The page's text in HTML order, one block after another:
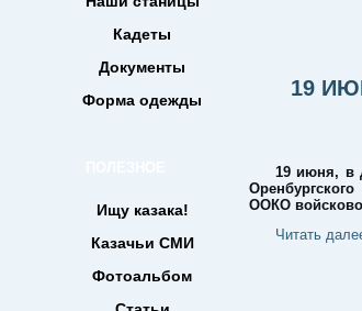
Кадеты
Документы
Форма одежды
Ищу казака!
Казачьи СМИ
Фотоальбом
19
19 июня, в
ООКО
Читать